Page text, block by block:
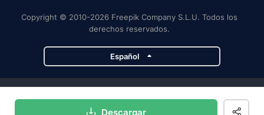
Descargar
Copyright © 2010-2026 Freepik Company S.L.U. Todos los
derechos reservados.
Español